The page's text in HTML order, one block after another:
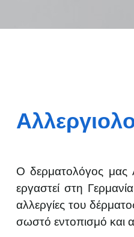
Ο δερματολόγος μας
εργαστεί στη
αλλεργίες του
σωστό εντοπισμό και